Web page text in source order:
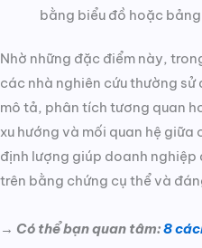
bằng biểu đồ hoặc bảng
Nhờ những đặc điểm này,
các nhà nghiên cứu thường
mô tả, phân tích tương quan
xu hướng và mối quan hệ giữa
định lượng giúp doanh nghiệp
trên bằng chứng cụ thể và
→ Có thể bạn quan tâm:8